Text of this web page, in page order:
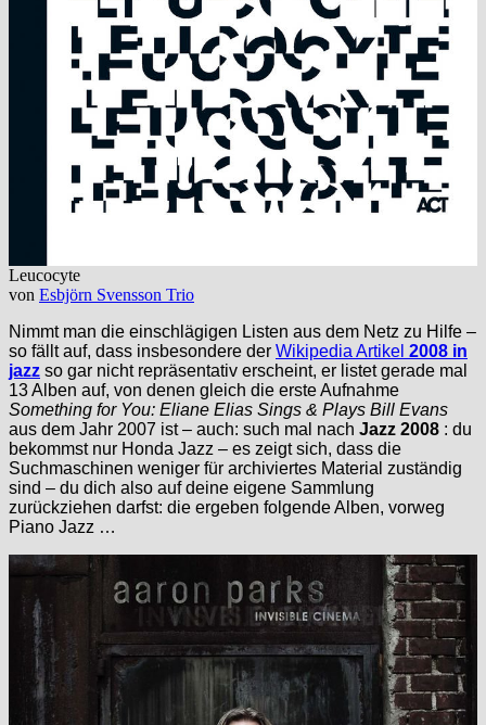
Leucocyte
von Esbjörn Svensson Trio
Nimmt man die einschlägigen Listen aus dem Netz zu Hilfe –
so fällt auf, dass insbesondere der Wikipedia Artikel 2008 in
jazz so gar nicht repräsentativ erscheint, er listet gerade mal
13 Alben auf, von denen gleich die erste Aufnahme
Something for You: Eliane Elias Sings & Plays Bill Evans
aus dem Jahr 2007 ist – auch: such mal nach Jazz 2008 : du
bekommst nur Honda Jazz – es zeigt sich, dass die
Suchmaschinen weniger für archiviertes Material zuständig
sind – du dich also auf deine eigene Sammlung
zurückziehen darfst: die ergeben folgende Alben, vorweg
Piano Jazz …